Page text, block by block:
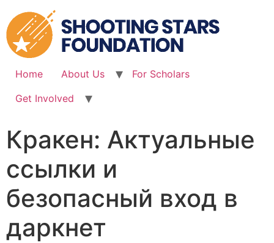
to
content
Home About Us
For Scholars
Get Involved
Кракен: Актуальные
ссылки и
безопасный вход в
даркнет